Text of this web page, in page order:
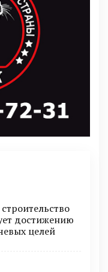
достижению
целей